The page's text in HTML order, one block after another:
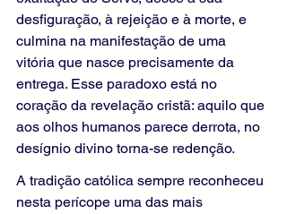
desfiguração, à rejeição e à morte, e
culmina na manifestação de uma
vitória que nasce precisamente da
entrega. Esse paradoxo está no
coração da revelação cristã: aquilo que
aos olhos humanos parece derrota, no
desígnio divino torna-se redenção.
A tradição católica sempre reconheceu
nesta perícope uma das mais